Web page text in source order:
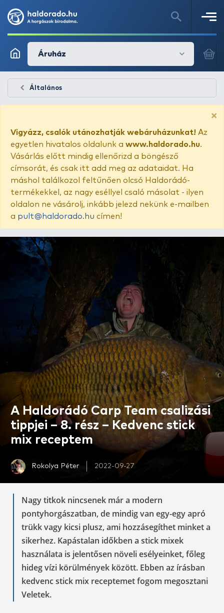
Áruház
Általános
×
Vigyázz, csalók utánozhatják webáruházunkat! Az
egyetlen hivatalos oldalunk a www.haldorado.hu.
Vásárlás előtt mindig ellenőrizd a böngésző
címsorát, és csak itt add meg az adataidat. Ha
máshol találkozol feltűnően olcsó Haldorádó-
termékekkel, az nagy eséllyel csaló másolat - ilyen
oldalon ne vásárolj, inkább jelezd nekünk e-mailben
a pult@haldorado.hu címen!
A Haldorádó Carp Team csalizási
tippjei – 8. rész – Kedvenc stick
mix receptem
Rokolya Péter 2022-09-27
Nagy titkok nincsenek már a modern
pontyhorgászatban, de mindig van egy-egy apró
trükk vagy kicsi plusz, ami hozzásegíthet minket a
sikerhez. Kapástalan időkben a stick mixek
használata is jelentősen növeli esélyeinket, főleg
hideg vízi körülmények között. Ebben az írásban
kedvenc stick mix receptemet fogom megosztani
Veletek.